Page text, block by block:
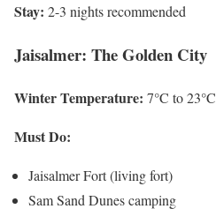
Stay: 2-3 nights recommended
Jaisalmer: The Golden City
Winter Temperature: 7°C to 23°C
Must Do:
Jaisalmer Fort (living fort)
Sam Sand Dunes camping